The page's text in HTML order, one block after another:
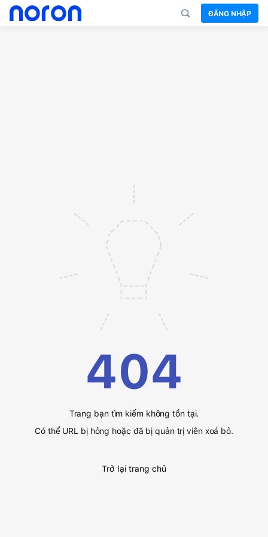
ĐĂNG NHẬP
404
Trang bạn tìm kiếm không tồn tại.
Có thể URL bị hỏng hoặc đã bị quản trị viên xoá bỏ.
Trở lại trang chủ